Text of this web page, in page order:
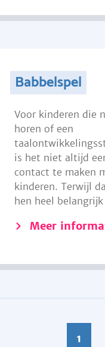
Babbelspel
Voor kinderen die
horen of een
is het niet altijd
contact te maken
kinderen. Terwijl
hen heel
Meer
1